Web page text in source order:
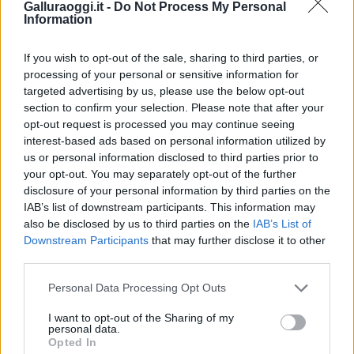
Galluraoggi.it - Do Not Process My Personal
Information
If you wish to opt-out of the sale, sharing to third parties, or
processing of your personal or sensitive information for
targeted advertising by us, please use the below opt-out
section to confirm your selection. Please note that after your
opt-out request is processed you may continue seeing
interest-based ads based on personal information utilized by
us or personal information disclosed to third parties prior to
your opt-out. You may separately opt-out of the further
disclosure of your personal information by third parties on the
IAB’s list of downstream participants. This information may
also be disclosed by us to third parties on the IAB’s List of
Downstream Participants that may further disclose it to other
Please note that this website/app uses one or more Google
not limited to your visit or usage behaviour. You may click to
grant or deny consent to Google and its third-party tags to
use your data for below specified purposes in below Google
Personal Data Processing Opt Outs
I want to opt-out of the Sharing of my
personal data.
Opted In
Incendi, a San Pasquale arriva il Campo Base:
Andrea Mura conquista Palau: grande
partecipazione per il suo racconto
Calangianus, allarme sul centro accoglienza
minori, Albieri: “Episodi gravissimi”
Gallura, finti clienti svuotano le suite: furto da
50mila nel resort
Meteo Olbia 7 agosto, sole e caldo tornano